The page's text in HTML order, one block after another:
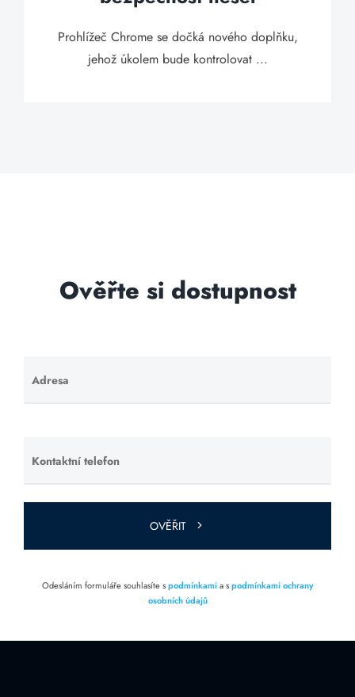
Prohlížeč Chrome se dočká nového doplňku,
jehož úkolem bude kontrolovat ...
Ověřte si dostupnost
Adresa
Ponechte
toto pole
Kontaktní telefon
Ponechte
toto pole
prázdné.
OVĚŘIT
Odesláním formuláře souhlasíte spodmínkamia spodmínkami ochrany
osobních údajů